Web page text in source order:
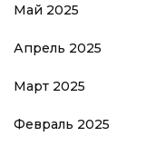
Май 2025
Апрель 2025
Март 2025
Февраль 2025